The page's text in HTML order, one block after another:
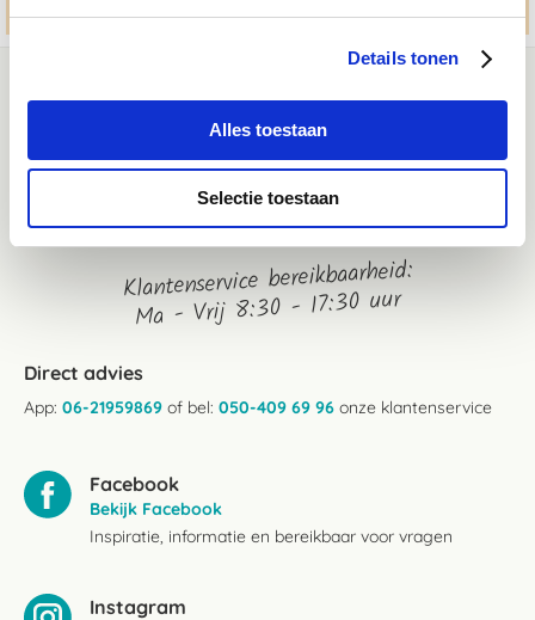
Details tonen
Alles toestaan
Selectie toestaan
Klantenservice bereikbaarheid:
Ma - Vrij 8:30 - 17:30 uur
Direct advies
App: 06-21959869 of bel: 050-409 69 96 onze klantenservice
Facebook
Bekijk Facebook
Inspiratie, informatie en bereikbaar voor vragen
Instagram